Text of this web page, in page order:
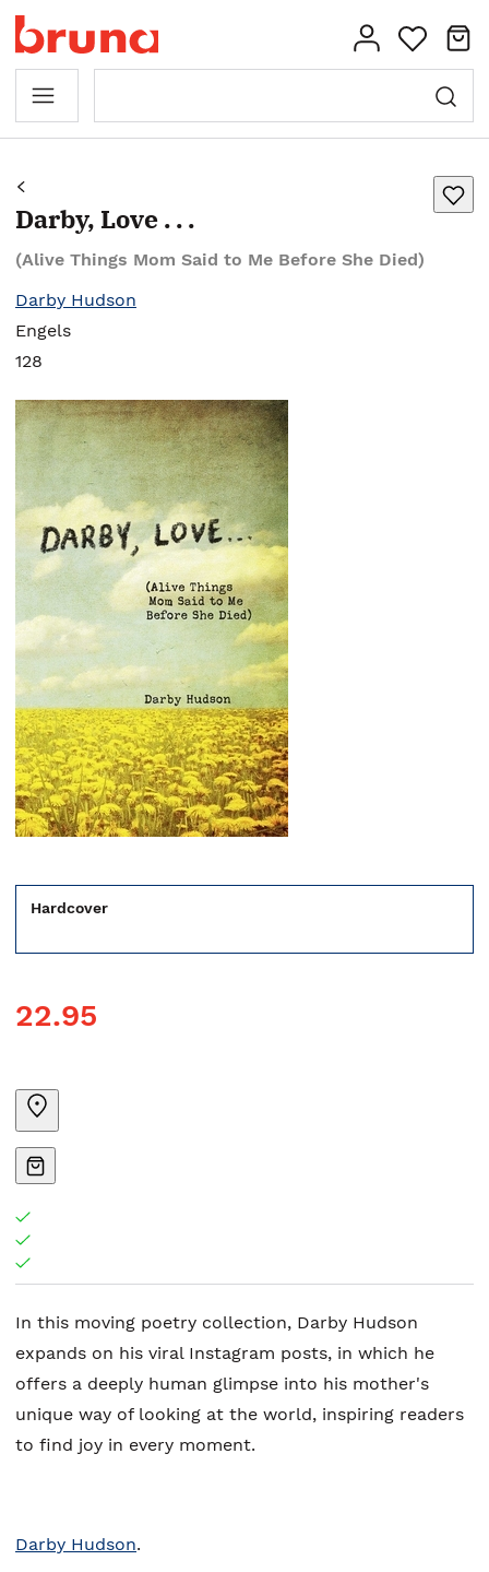
Darby, Love . . .
(Alive Things Mom Said to Me Before She Died)
Darby Hudson
Engels
128
Hardcover
22.95
In this moving poetry collection, Darby Hudson
expands on his viral Instagram posts, in which he
offers a deeply human glimpse into his mother's
unique way of looking at the world, inspiring readers
to find joy in every moment.
Darby Hudson.